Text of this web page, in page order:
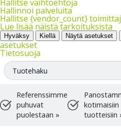
Hallitse vaihtoehtoja
Hallinnoi palveluita
Hallitse {vendor_count}
Lue lisää näistä tarkoituksista
Hyväksy Kiellä Näytä asetukset
asetukset
Tietosuoja
Referenssimme
puhuvat
puolestaan »
kotimaisiin
tuotteisiin